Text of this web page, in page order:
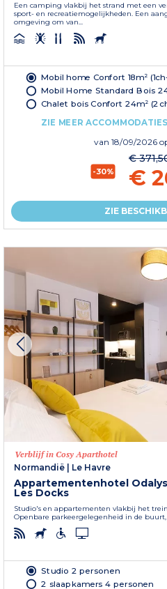
Een camping vlakbij het strand met een
sport- en recreatiemogelijkheden. Een
omgeving om van...
Mobil home Confort 18m²
Mobil Home Standard Bois
Chalet bois Confort 24m²
ZIE MEER ACCOMMODATIES
van 18/09/2026
-30%
€
€
ZIE
Verblijf in Cosy Aparthotel
Normandië | Le Havre
Appartementenhotel
Les Docks
Studio's en appartementen vlakbij het
Openbare parkeergelegenheid in de buurt,
Studio 2 personen
2 slaapkamers 4 personen